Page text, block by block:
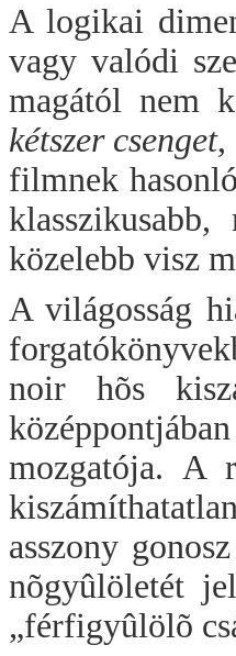
A logikai
vagy valódi
magától nem
kétszer csenget,
filmnek
közelebb visz
A világosság
noir hõs
mozgatója. A
asszony
nõgyûlöletét
„férfigyûlölõ